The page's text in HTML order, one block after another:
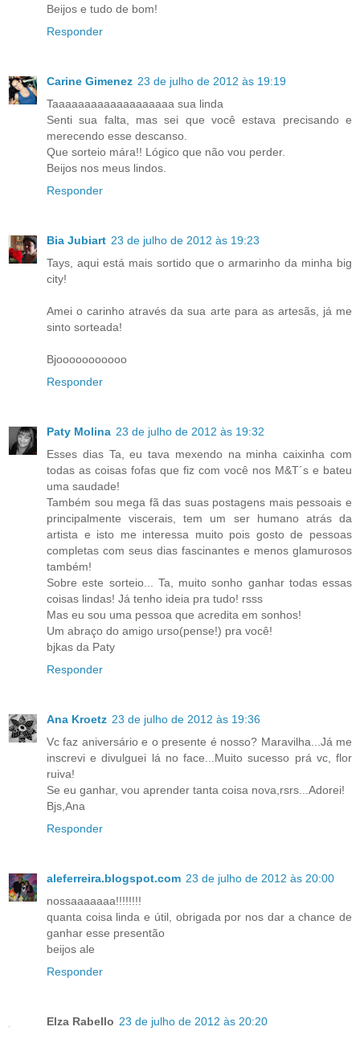
Beijos e tudo de bom!
Responder
Carine Gimenez 23 de julho de 2012 às 19:19
Taaaaaaaaaaaaaaaaaaa sua linda
Senti sua falta, mas sei que você estava precisando e
merecendo esse descanso.
Que sorteio mára!! Lógico que não vou perder.
Beijos nos meus lindos.
Responder
Bia Jubiart 23 de julho de 2012 às 19:23
Tays, aqui está mais sortido que o armarinho da minha big
city!
Amei o carinho através da sua arte para as artesãs, já me
sinto sorteada!
Bjooooooooooo
Responder
Paty Molina 23 de julho de 2012 às 19:32
Esses dias Ta, eu tava mexendo na minha caixinha com
todas as coisas fofas que fiz com você nos M&T´s e bateu
uma saudade!
Também sou mega fã das suas postagens mais pessoais e
principalmente viscerais, tem um ser humano atrás da
artista e isto me interessa muito pois gosto de pessoas
completas com seus dias fascinantes e menos glamurosos
também!
Sobre este sorteio... Ta, muito sonho ganhar todas essas
coisas lindas! Já tenho ideia pra tudo! rsss
Mas eu sou uma pessoa que acredita em sonhos!
Um abraço do amigo urso(pense!) pra você!
bjkas da Paty
Responder
Ana Kroetz 23 de julho de 2012 às 19:36
Vc faz aniversário e o presente é nosso? Maravilha...Já me
inscrevi e divulguei lá no face...Muito sucesso prá vc, flor
ruiva!
Se eu ganhar, vou aprender tanta coisa nova,rsrs...Adorei!
Bjs,Ana
Responder
aleferreira.blogspot.com 23 de julho de 2012 às 20:00
nossaaaaaaa!!!!!!!!
quanta coisa linda e útil, obrigada por nos dar a chance de
ganhar esse presentão
beijos ale
Responder
Elza Rabello 23 de julho de 2012 às 20:20